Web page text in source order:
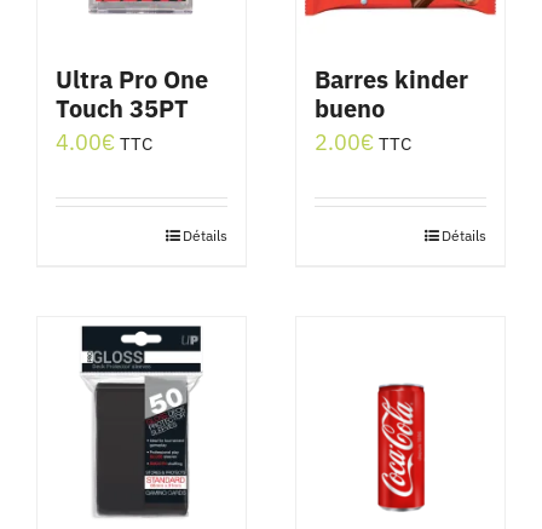
Ultra Pro One
Touch 35PT
4.00€ TTC
Détails
Barres kinder
bueno
2.00€ TTC
Détails